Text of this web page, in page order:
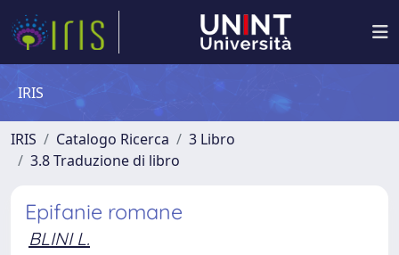
IRIS
IRIS Catalogo Ricerca
3 Libro
3.8 Traduzione di libro
Epifanie romane
BLINI L.